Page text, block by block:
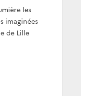
les
imaginées
de Lille